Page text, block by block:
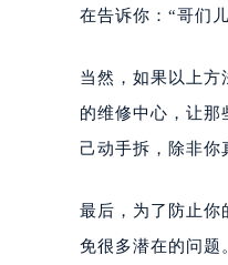
在告诉你：“哥们
当然，如果以上
的维修中心，让那
己动手拆，除非你
最后，为了防止你
免很多潜在的问题